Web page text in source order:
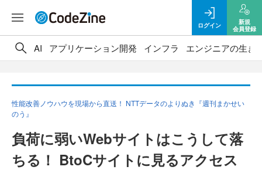
ログイン
新規
会員登録
AI アプリケーション開発 インフラ エンジニアの生き
性能改善ノウハウを現場から直送！ NTTデータのよりぬき『週刊まかせい
のう』
負荷に弱いWebサイトはこうして落
ちる！ BtoCサイトに見るアクセス